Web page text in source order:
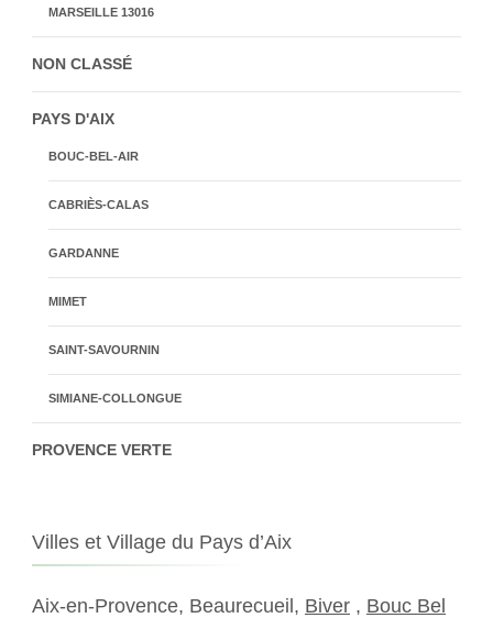
MARSEILLE 13016
NON CLASSÉ
PAYS D'AIX
BOUC-BEL-AIR
CABRIÈS-CALAS
GARDANNE
MIMET
SAINT-SAVOURNIN
SIMIANE-COLLONGUE
PROVENCE VERTE
Villes et Village du Pays d’Aix
Aix-en-Provence, Beaurecueil, Biver , Bouc Bel